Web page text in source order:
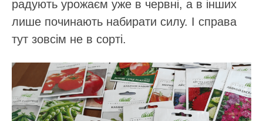
радують урожаєм уже в червні, а в інших
лише починають набирати силу. І справа
тут зовсім не в сорті.